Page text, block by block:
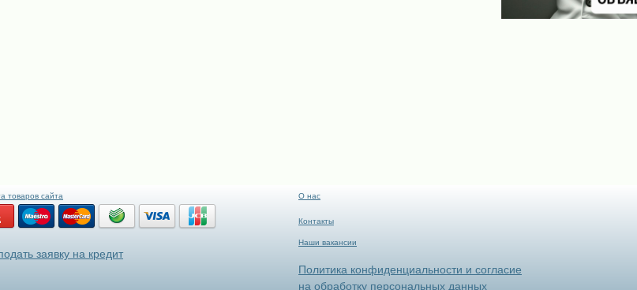
товаров сайта
заявку на кредит
О нас
Контакты
Наши вакансии
Политика конфиденциальности и согласие
на обработку персональных данных